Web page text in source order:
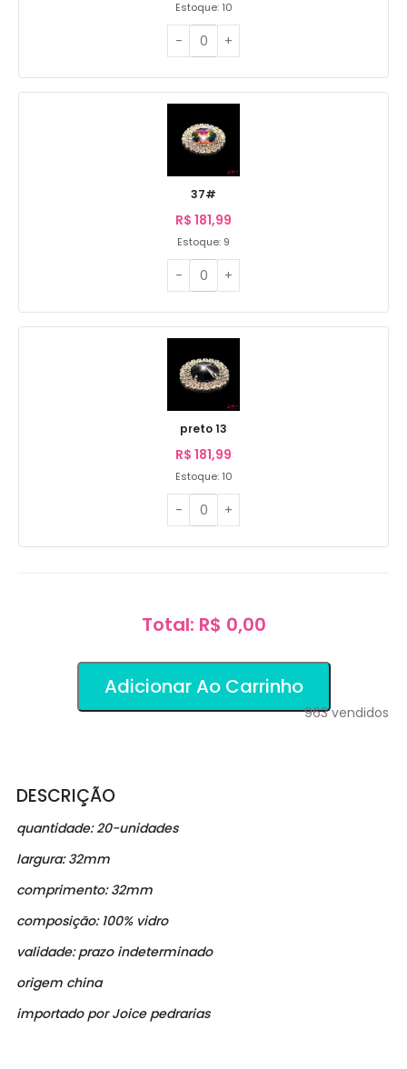
Estoque: 10
37#
R$ 181,99
Estoque: 9
preto 13
R$ 181,99
Estoque: 10
Total: R$ 0,00
Adicionar Ao Carrinho
963vendidos
DESCRIÇÃO
quantidade: 20-unidades
largura: 32mm
comprimento: 32mm
composição: 100% vidro
validade: prazo indeterminado
origem china
importado por Joice pedrarias